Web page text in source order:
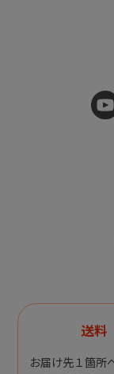
送料
お届け先１箇所